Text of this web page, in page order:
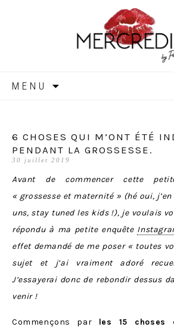
MENU
6 CHOSES QUI M’ONT ÉTÉ
PENDANT LA GROSSESSE.
30 juillet 2019
Avant de commencer cette
« grossesse et maternité » (hé oui,
uns, stay tuned les kids !), je voulais
répondu à ma petite enquête
effet demandé de me poser « toutes
sujet et j’ai vraiment adoré
J’essayerai donc de rebondir dessus
venir !
Commençons par les 15 choses